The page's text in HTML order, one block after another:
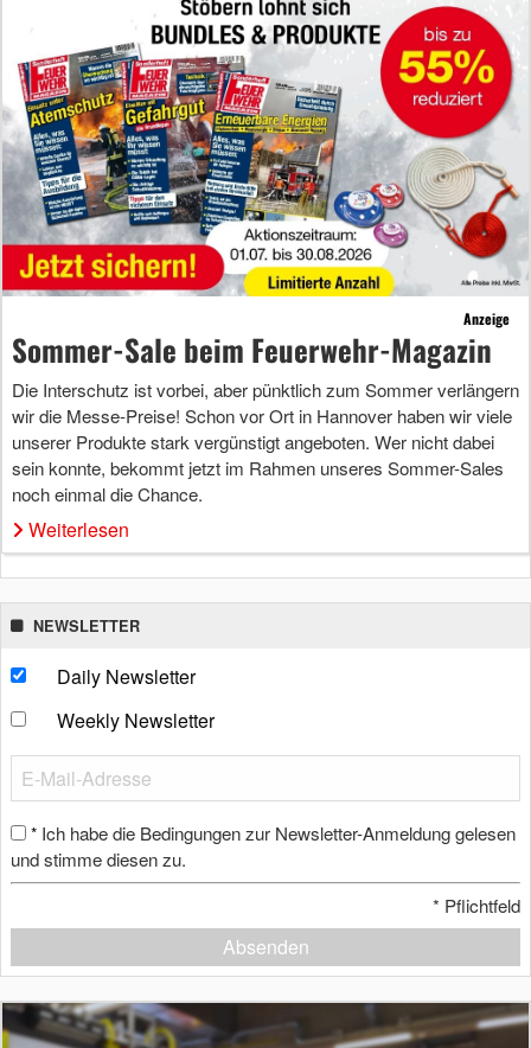
Anzeige
Sommer-Sale beim Feuerwehr-Magazin
Die Interschutz ist vorbei, aber pünktlich zum Sommer verlängern
wir die Messe-Preise! Schon vor Ort in Hannover haben wir viele
unserer Produkte stark vergünstigt angeboten. Wer nicht dabei
sein konnte, bekommt jetzt im Rahmen unseres Sommer-Sales
noch einmal die Chance.
Weiterlesen
NEWSLETTER
Daily Newsletter
Weekly Newsletter
* Ich habe die Bedingungen zur Newsletter-Anmeldung gelesen
und stimme diesen zu.
* Pflichtfeld
Absenden